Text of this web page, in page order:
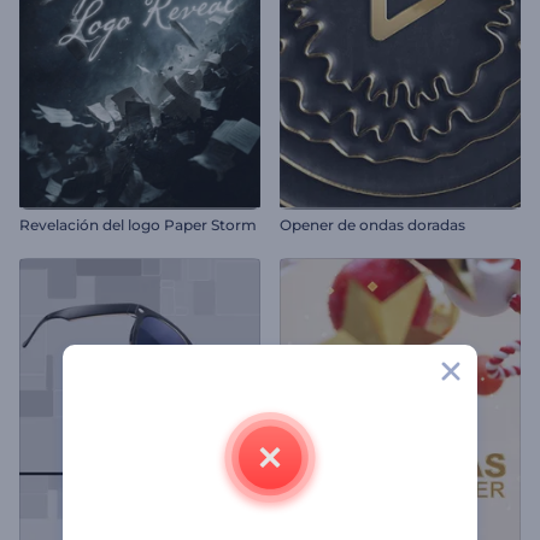
Revelación del logo Paper Storm Opener de ondas doradas